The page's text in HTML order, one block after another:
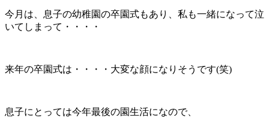
今月は、息子の幼稚園の卒園式もあり、私も一緒になって泣
いてしまって・・・・
来年の卒園式は・・・・大変な顔になりそうです(笑)
息子にとっては今年最後の園生活になので、